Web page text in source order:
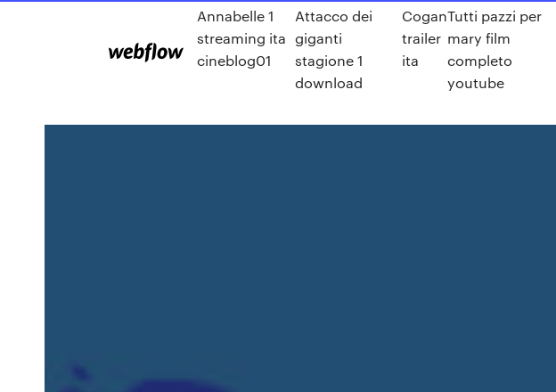
Annabelle 1
streaming ita
cineblog01
Attacco dei
giganti
stagione 1
download
Cogan
trailer
ita
Tutti pazzi per
mary film
completo
youtube